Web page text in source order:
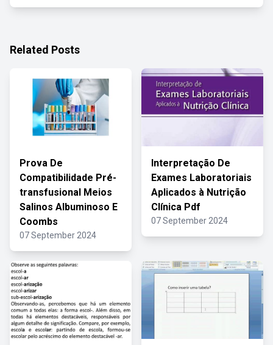
Related Posts
Prova De
Compatibilidade Pré-
transfusional Meios
Salinos Albuminoso E
Coombs
07 September 2024
Interpretação De
Exames Laboratoriais
Aplicados à Nutrição
Clínica Pdf
07 September 2024